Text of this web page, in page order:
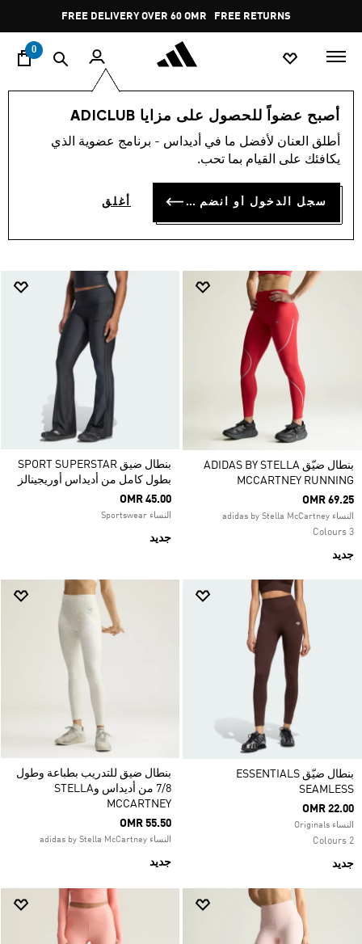
Pause
promotion
rotation
FREE RETURNS
0
أصبح عضواً للحصول على مزايا ADICLUB
أطلق العنان لأفضل ما في أديداس - برنامج عضوية الذي
يكافئك على القيام بما تحب.
سجل الدخول أو انضم الآن أغلق
النساء Women Collection
WOMEN LIFESTYLE
LEGGINGS
فلتر و صنف
بنطال ضيّق ADIDAS BY STELLA
MCCARTNEY RUNNING
OMR 69.25
النساء adidas by Stella McCartney
3 Colours
جديد
بنطال ضيق SPORT SUPERSTAR
بطول كامل من أديداس أوريجينالز
OMR 45.00
النساء Sportswear
جديد
بنطال ضيّق ESSENTIALS
SEAMLESS
OMR 22.00
النساء Originals
2 Colours
جديد
بنطال ضيق للتدريب بطباعة وطول
7/8 من أديداس وSTELLA
MCCARTNEY
OMR 55.50
النساء adidas by Stella McCartney
جديد